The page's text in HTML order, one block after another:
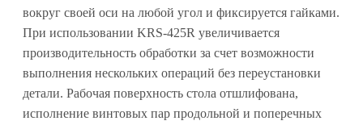
вокруг своей оси на любой угол и фиксируется гайками.
При использовании KRS-425R увеличивается
производительность обработки за счет возможности
выполнения нескольких операций без переустановки
детали. Рабочая поверхность стола отшлифована,
исполнение винтовых пар продольной и поперечных